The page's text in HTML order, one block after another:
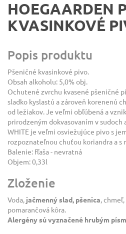
HOEGAARDEN
KVASINKOVÉ
Popis produktu
Pšeničné kvasinkové pivo.
Obsah alkoholu: 5,0% obj.
Ochutené zvrchu kvasené pšeničné
sladko kyslastú a zároveň korenenú
od ležiakov. Je veľmi obľúbená a
prirodzeným dokvasovaním v sudoch
WHITE je veľmi osviežujúce pivo s
rozpoznateľnou chuťou koriandra a s
Balenie: fľaša - nevratná
Objem: 0,33l
Zloženie
Voda, jačmenný slad, pšenica,
pomarančová kôra.
Alergény sú vyznačené hrubým